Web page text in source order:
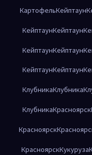
КартофельКейптаун
КейптаунКейптаун
КейптаунКейптаун
КейптаунКейптаун
КлубникаКлубника
КлубникаКрасноярск
Красноярск
КрасноярскКукуруза